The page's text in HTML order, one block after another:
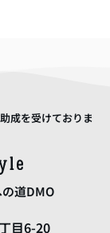
成を受けておりま
道DMO
目6-20